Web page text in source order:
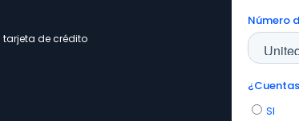
tarjeta de crédito